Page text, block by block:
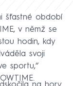
šťastné období
v němž se
hodin, kdy
svoji
sportu,“